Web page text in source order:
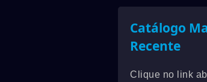
Catálogo
Recente
Clique no link